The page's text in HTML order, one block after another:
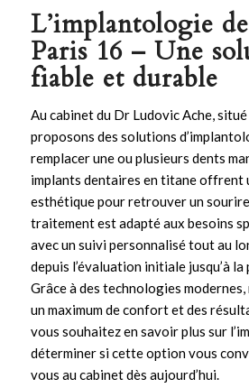
L’implantologie
Paris 16 – Une
fiable et durable
Au cabinet du Dr Ludovic Ache,
proposons des solutions d’
remplacer une ou plusieurs dents
implants dentaires en titane offrent
esthétique pour retrouver un
traitement est adapté aux besoins
avec un suivi personnalisé tout au
depuis l’évaluation initiale jusqu’à la
Grâce à des technologies
un maximum de confort et des
vous souhaitez en savoir plus sur l’
déterminer si cette option vous
vous au cabinetdès aujourd’hui.